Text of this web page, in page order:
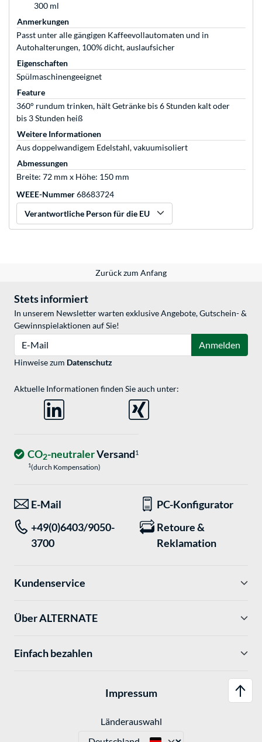
300 ml
Anmerkungen
Passt unter alle gängigen Kaffeevollautomaten und in
Autohalterungen, 100% dicht, auslaufsicher
Eigenschaften
Spülmaschinengeeignet
Feature
360° rundum trinken, hält Getränke bis 6 Stunden kalt oder
bis 3 Stunden heiß
Weitere Informationen
Aus doppelwandigem Edelstahl, vakuumisoliert
Abmessungen
Breite: 72 mm x Höhe: 150 mm
WEEE-Nummer68683724
Verantwortliche Person für die EU
Zurück zum Anfang
Stets informiert
In unserem Newsletter warten exklusive Angebote, Gutschein- &
Gewinnspielaktionen auf Sie!
Anmelden
Hinweise zum Datenschutz
Aktuelle Informationen finden Sie auch unter:
CO2-neutralerVersand1
1(durch Kompensation)
E-Mail
PC-Konfigurator
+49(0)6403/9050-
3700
Retoure &
Reklamation
Kundenservice
Über ALTERNATE
Einfach bezahlen
Impressum
Länderauswahl